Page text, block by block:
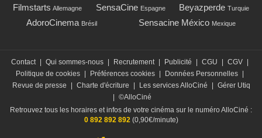
Filmstarts Allemagne SensaCine Espagne Beyazperde Turquie
AdoroCinema Brésil Sensacine México Mexique
Contact Qui sommes-nous Recrutement Publicité CGU CGV
Politique de cookies
Préférences cookies Données Personnelles
Revue de presse
Charte d'écriture Les services AlloCiné
Gérer Utiq
©AlloCiné
Retrouvez tous les horaires et infos de votre cinéma sur le numéro AlloCiné :
0 892 892 892(0,90€/minute)